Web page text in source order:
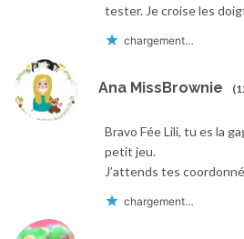
tester. Je croise les
chargement…
Ana MissBrownie
Bravo Fée Lili, tu es la
petit jeu.
J’attends tes
chargement…